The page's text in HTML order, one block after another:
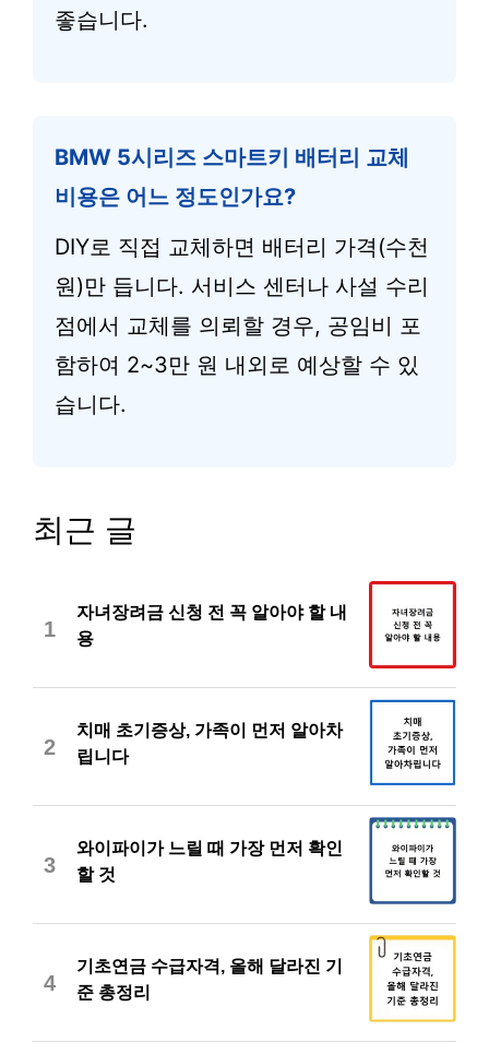
좋습니다.
BMW 5시리즈 스마트키 배터리 교체
비용은 어느 정도인가요?
DIY로 직접 교체하면 배터리 가격(수천
원)만 듭니다. 서비스 센터나 사설 수리
점에서 교체를 의뢰할 경우, 공임비 포
함하여 2~3만 원 내외로 예상할 수 있
습니다.
최근 글
1
자녀장려금 신청 전 꼭 알아야 할 내
용
2
치매 초기증상, 가족이 먼저 알아차
립니다
3
와이파이가 느릴 때 가장 먼저 확인
할 것
4
기초연금 수급자격, 올해 달라진 기
준 총정리